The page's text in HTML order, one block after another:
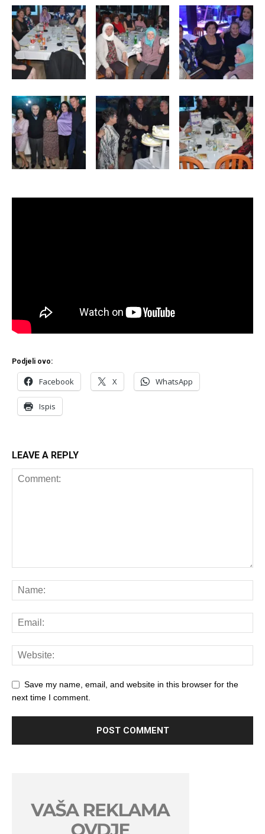
Podjeli ovo:
Facebook X WhatsApp
Ispis
LEAVE A REPLY
Save my name, email, and website in this browser for the
next time I comment.